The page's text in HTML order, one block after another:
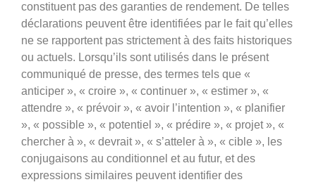
constituent pas des garanties de rendement. De telles
déclarations peuvent être identifiées par le fait qu’elles
ne se rapportent pas strictement à des faits historiques
ou actuels. Lorsqu’ils sont utilisés dans le présent
communiqué de presse, des termes tels que «
anticiper », « croire », « continuer », « estimer », «
attendre », « prévoir », « avoir l’intention », « planifier
», « possible », « potentiel », « prédire », « projet », «
chercher à », « devrait », « s’atteler à », « cible », les
conjugaisons au conditionnel et au futur, et des
expressions similaires peuvent identifier des